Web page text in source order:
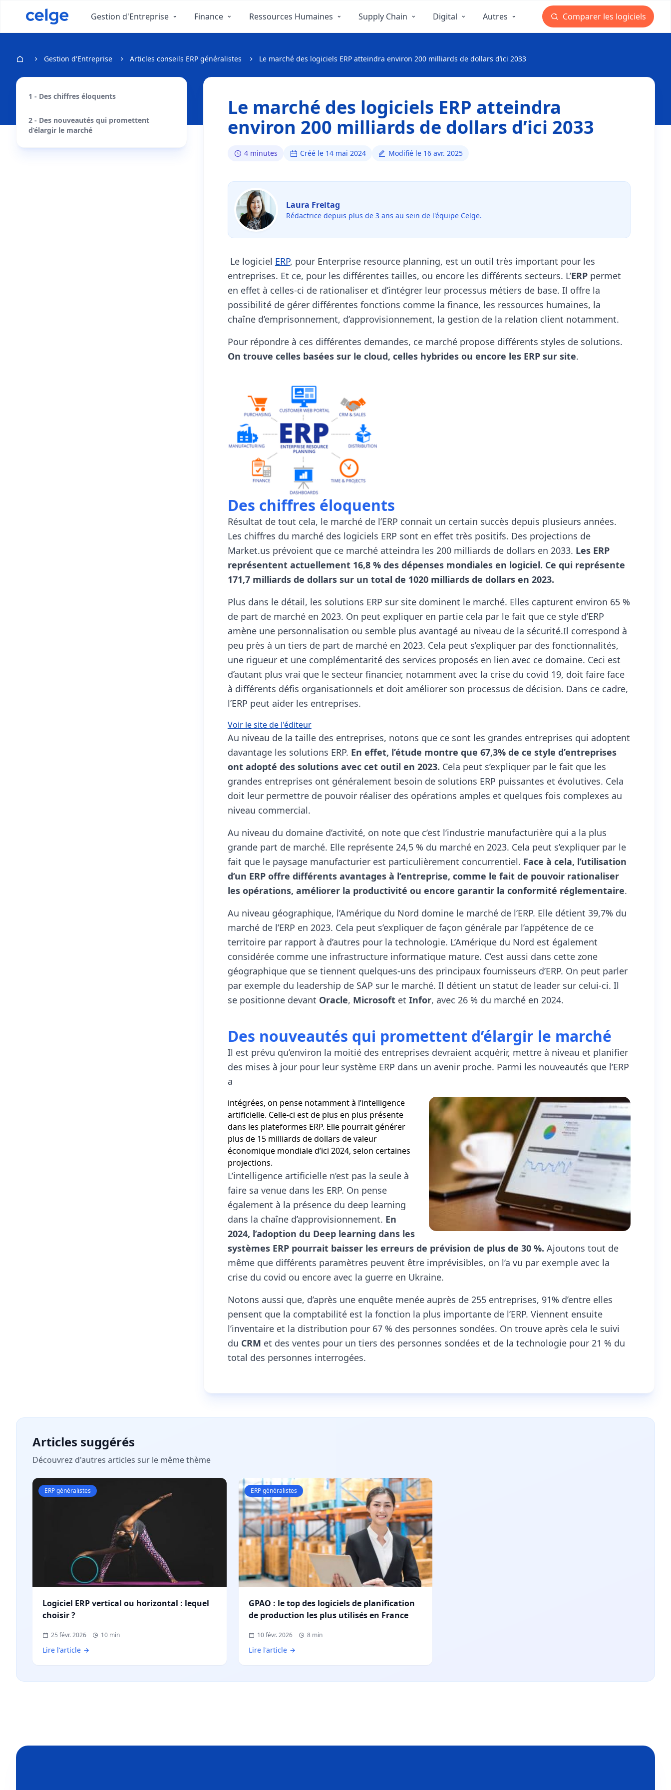
Gestion d'Entreprise Finance Ressources Humaines Supply Chain Digital Autres Comparer les logiciels
Gestion d'Entreprise Articles conseils ERP généralistes Le marché des logiciels ERP atteindra environ 200 milliards de dollars d’ici 2033
1 - Des chiffres éloquents
2 - Des nouveautés qui promettent
d’élargir le marché
Le marché des logiciels ERP atteindra
environ 200 milliards de dollars d’ici 2033
4 minutes Créé le 14 mai 2024 Modifié le 16 avr. 2025
Laura Freitag
Rédactrice depuis plus de 3 ans au sein de l'équipe Celge.
Le logiciel ERP, pour Enterprise resource planning, est un outil très important pour les
entreprises. Et ce, pour les différentes tailles, ou encore les différents secteurs. L’ERPpermet
en effet à celles-ci de rationaliser et d’intégrer leur processus métiers de base. Il offre la
possibilité de gérer différentes fonctions comme la finance, les ressources humaines, la
chaîne d’emprisonnement, d’approvisionnement, la gestion de la relation client notamment.
Pour répondre à ces différentes demandes, ce marché propose différents styles de solutions.
On trouve celles basées sur le cloud, celles hybrides ou encore les ERP sur site.
Des chiffres éloquents
Résultat de tout cela, le marché de l’ERP connait un certain succès depuis plusieurs années.
Les chiffres du marché des logiciels ERP sont en effet très positifs. Des projections de
Market.us prévoient que ce marché atteindra les 200 milliards de dollars en 2033. Les ERP
représentent actuellement 16,8 % des dépenses mondiales en logiciel. Ce qui représente
171,7 milliards de dollars sur un total de 1020 milliards de dollars en 2023.
Plus dans le détail, les solutions ERP sur site dominent le marché. Elles capturent environ 65 %
de part de marché en 2023. On peut expliquer en partie cela par le fait que ce style d’ERP
amène une personnalisation ou semble plus avantagé au niveau de la sécurité.Il correspond à
peu près à un tiers de part de marché en 2023. Cela peut s’expliquer par des fonctionnalités,
une rigueur et une complémentarité des services proposés en lien avec ce domaine. Ceci est
d’autant plus vrai que le secteur financier, notamment avec la crise du covid 19, doit faire face
à différents défis organisationnels et doit améliorer son processus de décision. Dans ce cadre,
l’ERP peut aider les entreprises.
Voir le site de l'éditeur
Au niveau de la taille des entreprises, notons que ce sont les grandes entreprises qui adoptent
davantage les solutions ERP. En effet, l’étude montre que 67,3% de ce style d’entreprises
ont adopté des solutions avec cet outil en 2023. Cela peut s’expliquer par le fait que les
grandes entreprises ont généralement besoin de solutions ERP puissantes et évolutives. Cela
doit leur permettre de pouvoir réaliser des opérations amples et quelques fois complexes au
niveau commercial.
Au niveau du domaine d’activité, on note que c’est l’industrie manufacturière qui a la plus
grande part de marché. Elle représente 24,5 % du marché en 2023. Cela peut s’expliquer par le
fait que le paysage manufacturier est particulièrement concurrentiel. Face à cela, l’utilisation
d’un ERP offre différents avantages à l’entreprise, comme le fait de pouvoir rationaliser
les opérations, améliorer la productivité ou encore garantir la conformité réglementaire.
Au niveau géographique, l’Amérique du Nord domine le marché de l’ERP. Elle détient 39,7% du
marché de l’ERP en 2023. Cela peut s’expliquer de façon générale par l’appétence de ce
territoire par rapport à d’autres pour la technologie. L’Amérique du Nord est également
considérée comme une infrastructure informatique mature. C’est aussi dans cette zone
géographique que se tiennent quelques-uns des principaux fournisseurs d’ERP. On peut parler
par exemple du leadership de SAP sur le marché. Il détient un statut de leader sur celui-ci. Il
se positionne devant Oracle, Microsoftet Infor, avec 26 % du marché en 2024.
Des nouveautés qui promettent d’élargir le marché
Il est prévu qu’environ la moitié des entreprises devraient acquérir, mettre à niveau et planifier
des mises à jour pour leur système ERP dans un avenir proche. Parmi les nouveautés que l’ERP
a
intégrées, on pense notamment à l’intelligence
artificielle. Celle-ci est de plus en plus présente
dans les plateformes ERP. Elle pourrait générer
plus de 15 milliards de dollars de valeur
économique mondiale d’ici 2024, selon certaines
projections.
L’intelligence artificielle n’est pas la seule à
faire sa venue dans les ERP. On pense
également à la présence du deep learning
dans la chaîne d’approvisionnement. En
2024, l’adoption du Deep learning dans les
systèmes ERP pourrait baisser les erreurs de prévision de plus de 30 %. Ajoutons tout de
même que différents paramètres peuvent être imprévisibles, on l’a vu par exemple avec la
crise du covid ou encore avec la guerre en Ukraine.
Notons aussi que, d’après une enquête menée auprès de 255 entreprises, 91% d’entre elles
pensent que la comptabilité est la fonction la plus importante de l’ERP. Viennent ensuite
l’inventaire et la distribution pour 67 % des personnes sondées. On trouve après cela le suivi
du CRM et des ventes pour un tiers des personnes sondées et de la technologie pour 21 % du
total des personnes interrogées.
Articles suggérés
Découvrez d'autres articles sur le même thème
ERP généralistes
Logiciel ERP vertical ou horizontal : lequel
choisir ?
25 févr. 2026 10 min
Lire l'article
ERP généralistes
GPAO : le top des logiciels de planification
de production les plus utilisés en France
10 févr. 2026 8 min
Lire l'article